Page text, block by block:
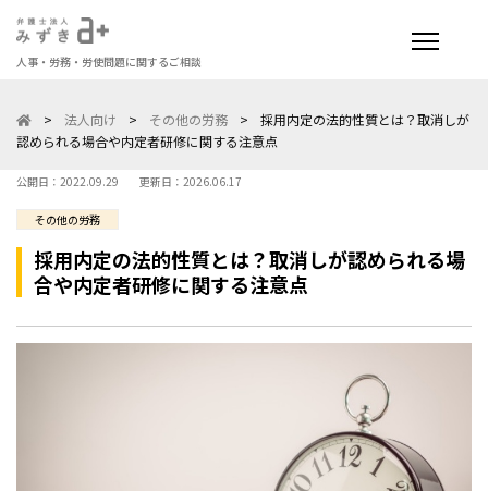
人事・労務・労使問題に関するご相談
> 法人向け > その他の労務 >
採用内定の法的性質とは？取消しが
認められる場合や内定者研修に関する注意点
公開日：2022.09.29 更新日：2026.06.17
その他の労務
採用内定の法的性質とは？取消しが認められる場
合や内定者研修に関する注意点